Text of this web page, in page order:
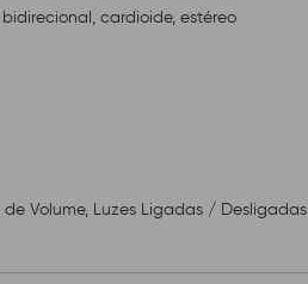
cardioide, estéreo
Volume, Luzes Ligadas / Desligadas